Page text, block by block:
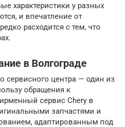
характеристики у разных
и впечатление от
расходится с тем, что
в Волгограде
сервисного центра — один из
обращения к
сервис Chery в
запчастями и
адаптированным под